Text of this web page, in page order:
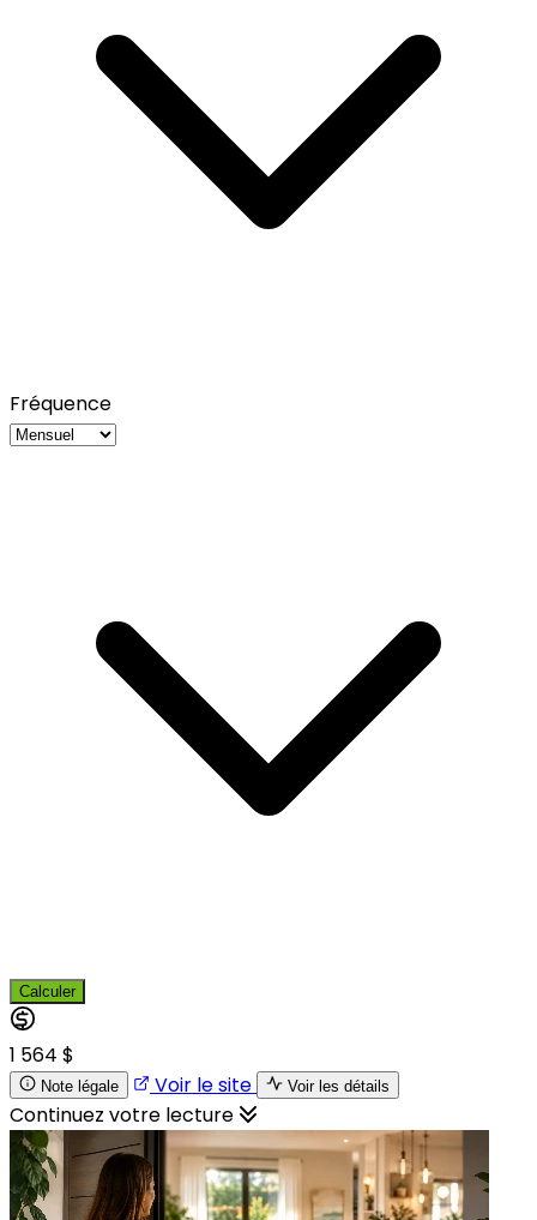
Fréquence
Calculer
1 564 $
Note légale Voir le site Voir les détails
Continuez votre lecture